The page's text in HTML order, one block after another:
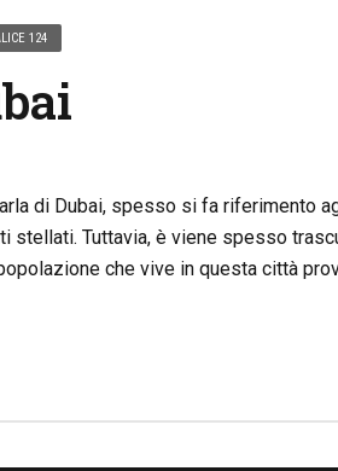
124
di Dubai, spesso si fa riferimento
stellati. Tuttavia, è viene spesso
che vive in questa città